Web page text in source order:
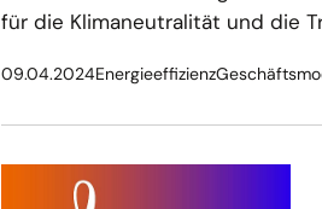
für die Klimaneutralität und die
09.04.2024Energieeffizienz